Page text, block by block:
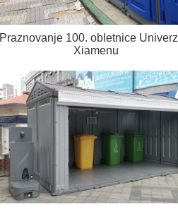
Praznovanje 100. obletnice
Xiamenu